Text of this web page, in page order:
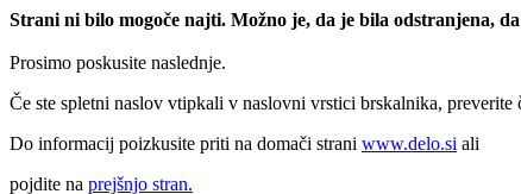
Strani ni bilo mogoče najti. Možno je, da je bila odstranjena,
Prosimo poskusite naslednje.
Če ste spletni naslov vtipkali v naslovni vrstici brskalnika, preverite
Do informacij poizkusite priti na domači strani www.delo.si ali
pojdite na prejšnjo stran.